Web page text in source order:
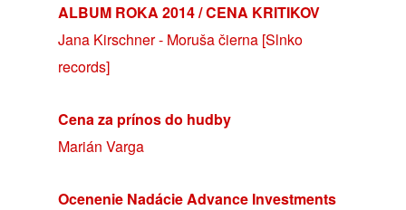
ALBUM ROKA 2014 / CENA KRITIKOV
Jana Kirschner - Moruša čierna [Slnko
records]
Cena za prínos do hudby
Marián Varga
Ocenenie Nadácie Advance Investments